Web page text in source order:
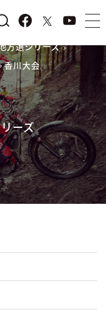
方選シリーズ
香川大会
ーズ